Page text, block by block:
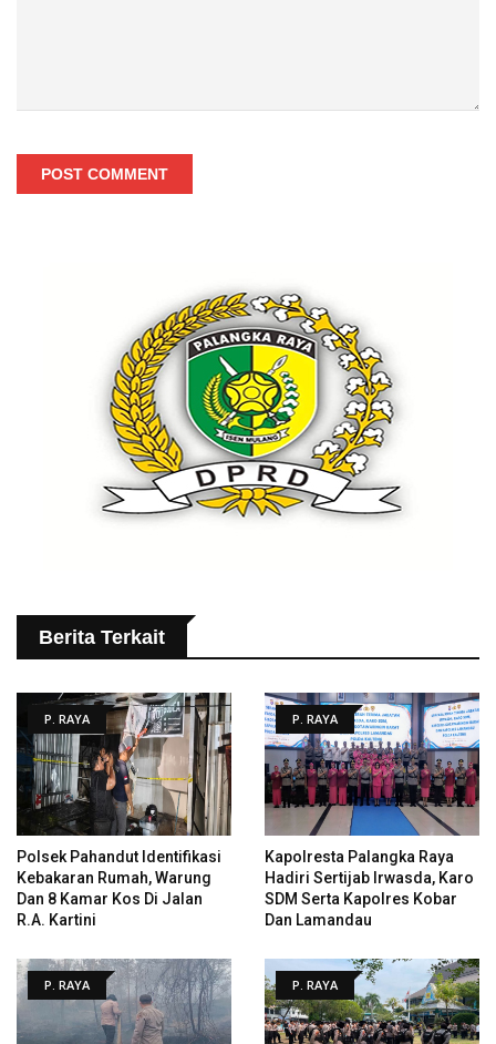
POST COMMENT
Berita Terkait
P. RAYA
Polsek Pahandut Identifikasi
Kebakaran Rumah, Warung
Dan 8 Kamar Kos Di Jalan
R.A. Kartini
P. RAYA
Kapolresta Palangka Raya
Hadiri Sertijab Irwasda, Karo
SDM Serta Kapolres Kobar
Dan Lamandau
P. RAYA P. RAYA